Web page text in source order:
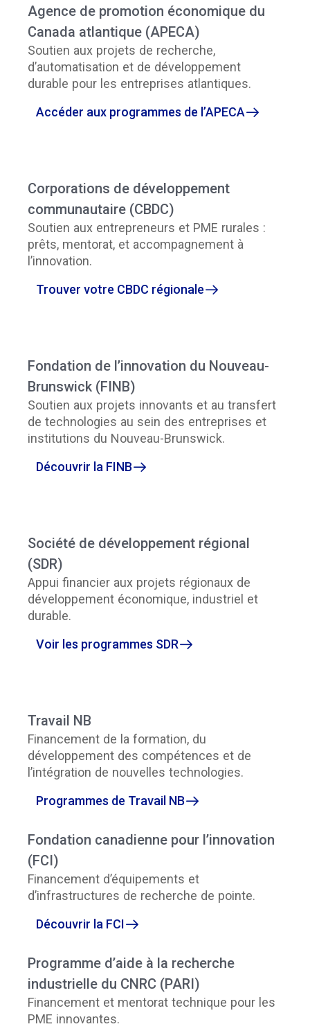
Agence de promotion économique du
Canada atlantique (APECA)
Soutien aux projets de recherche,
d’automatisation et de développement
durable pour les entreprises atlantiques.
Accéder aux programmes de l’APECA
Corporations de développement
communautaire (CBDC)
Soutien aux entrepreneurs et PME rurales :
prêts, mentorat, et accompagnement à
l’innovation.
Trouver votre CBDC régionale
Fondation de l’innovation du Nouveau-
Brunswick (FINB)
Soutien aux projets innovants et au transfert
de technologies au sein des entreprises et
institutions du Nouveau-Brunswick.
Découvrir la FINB
Société de développement régional
(SDR)
Appui financier aux projets régionaux de
développement économique, industriel et
durable.
Voir les programmes SDR
Travail NB
Financement de la formation, du
développement des compétences et de
l’intégration de nouvelles technologies.
Programmes de Travail NB
Fondation canadienne pour l’innovation
(FCI)
Financement d’équipements et
d’infrastructures de recherche de pointe.
Découvrir la FCI
Programme d’aide à la recherche
industrielle du CNRC (PARI)
Financement et mentorat technique pour les
PME innovantes.